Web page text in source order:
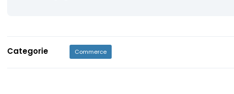
Categorie Commerce